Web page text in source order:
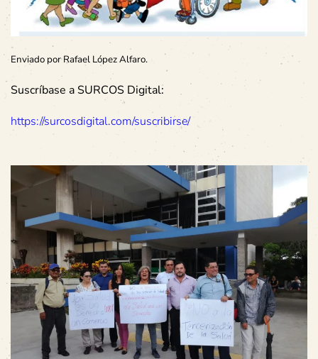
Enviado por Rafael López Alfaro.
Suscríbase a SURCOS Digital:
https://surcosdigital.com/suscribirse/